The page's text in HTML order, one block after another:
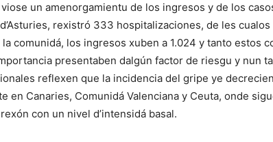
viose un amenorgamientu de los ingresos y de los
rexistró 333 hospitalizaciones, de les
comunidá, los ingresos xuben a 1.024 y tanto estos
presentaben dalgún factor de riesgu y nun
reflexen que la incidencia del gripe ye
en Canaries, Comunidá Valenciana y Ceuta, onde
con un nivel d’intensidá basal.